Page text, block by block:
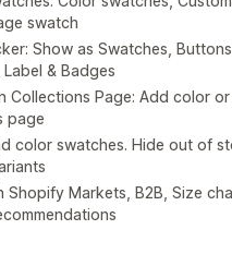
swatch
Show as Swatches,
& Badges
Collections Page: Add color
page
color swatches. Hide out of
Shopify Markets, B2B, Size